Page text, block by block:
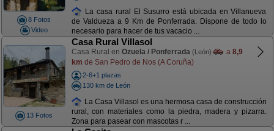
8 Fotos
Video
La casa rural El Susurro está ubicada en Villanueva
de Valdueza a 9 Km de Ponferrada. Dispone de todo lo
necesario para hacer de tus vacacio ...
13 Fotos
Casa Rural Villasol
Casa Rural en Ozuela / Ponferrada (León) a 8,9
km de San Pedro de Nos (A Coruña)
2-6+1 plazas
130 km de León
La Casa Villasol es una hermosa casa de construcción
rural, con materiales como la piedra, madera y pizarra.
Zona para pasear con mascotas r ...